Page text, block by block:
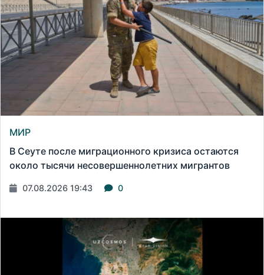
МИР
В Сеуте после миграционного кризиса остаются
около тысячи несовершеннолетних мигрантов
07.08.2026 19:43 0